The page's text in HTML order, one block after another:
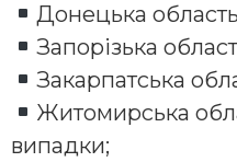
Донецька
Запорізька
Закарпатська
Житомирська
випадки;